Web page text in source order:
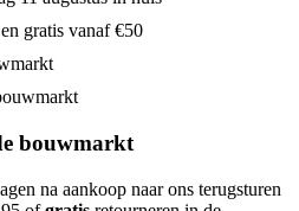
gratis vanaf €50
bouwmarkt
na aankoop naar ons terugsturen